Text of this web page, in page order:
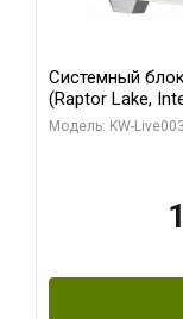
Системный
(Raptor Lake,
модуля)/
Модель: KW-